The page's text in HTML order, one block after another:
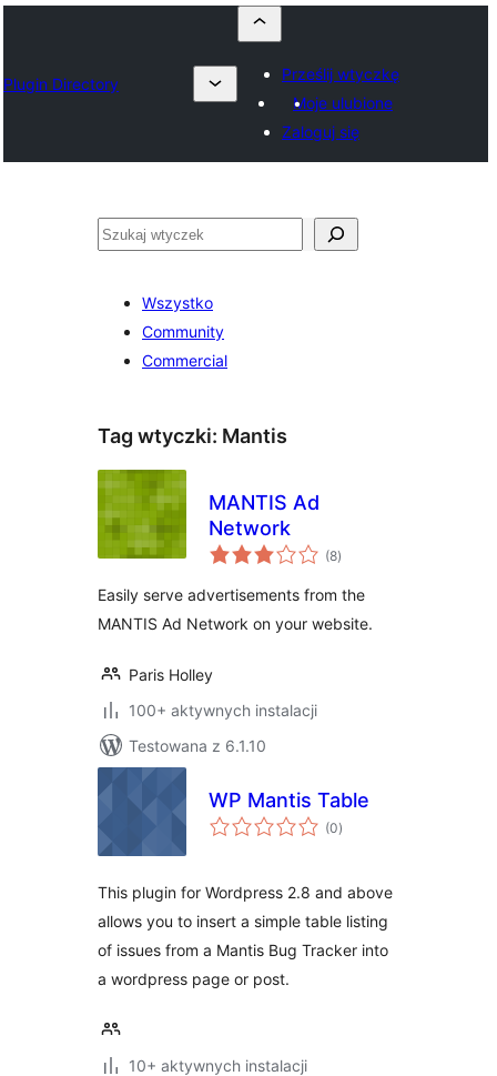
Plugin Directory
Prześlij wtyczkę
Moje ulubione
Zaloguj się
Szukaj
Wszystko
Community
Commercial
Tag wtyczki: Mantis
MANTIS Ad
Network
(8wszystkich
ocen
)
Easily serve advertisements from the
MANTIS Ad Network on your website.
Paris Holley
100+ aktywnych instalacji
Testowana z 6.1.10
WP Mantis Table
(0wszystkich
ocen
)
This plugin for Wordpress 2.8 and above
allows you to insert a simple table listing
of issues from a Mantis Bug Tracker into
a wordpress page or post.
10+ aktywnych instalacji